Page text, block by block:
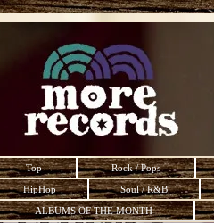
Top Rock / Pops
HipHop
Soul / R&B
ALBUMS OF THE MONTH